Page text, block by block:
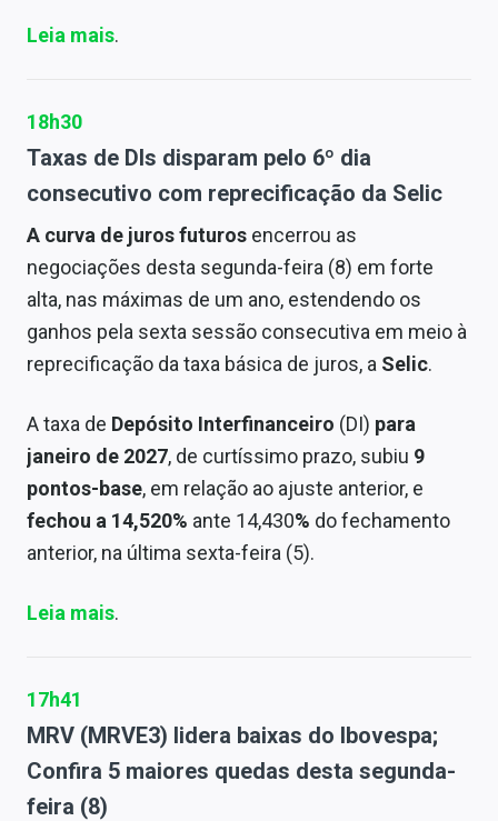
Leia mais.
18h30
Taxas de DIs disparam pelo 6º dia
consecutivo com reprecificação da Selic
A curva de juros futuros encerrou as
negociações desta segunda-feira (8) em forte
alta, nas máximas de um ano, estendendo os
ganhos pela sexta sessão consecutiva em meio à
reprecificação da taxa básica de juros, a Selic.
A taxa de Depósito Interfinanceiro (DI) para
janeiro de 2027, de curtíssimo prazo, subiu 9
pontos-base, em relação ao ajuste anterior, e
fechou a 14,520% ante 14,430% do fechamento
anterior, na última sexta-feira (5).
Leia mais.
17h41
MRV (MRVE3) lidera baixas do Ibovespa;
Confira 5 maiores quedas desta segunda-
feira (8)